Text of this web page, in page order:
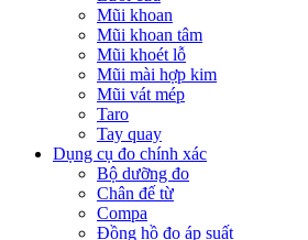
Mũi khoan
Mũi khoan tâm
Mũi khoét lỗ
Mũi mài hợp kim
Mũi vát mép
Taro
Tay quay
Dụng cụ đo chính xác
Bộ dưỡng đo
Chân đế từ
Compa
Đồng hồ đo áp suất